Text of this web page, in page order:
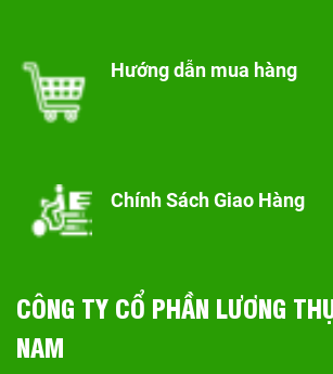
Hướng dẫn mua hàng
Chính Sách Giao Hàng
CÔNG TY CỔ PHẦN LƯƠNG
NAM